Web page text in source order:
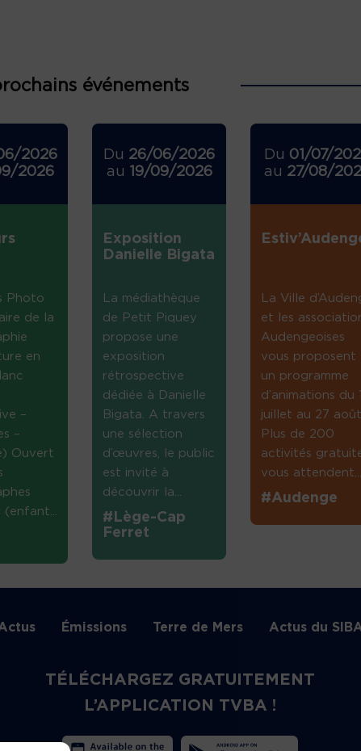
événements
2026
2026
Photo
de la
en
–
–
Ouvert
Du 26/06/2026
au 19/09/2026
Exposition
Danielle Bigata
La médiathèque
de Petit Piquey
propose une
exposition
rétrospective
dédiée à Danielle
Bigata. A travers
une sélection
d’œuvres, le public
est invité à
découvrir la...
#Lège-Cap
Ferret
Du 01/07/
au 27/08/
La Ville
et les
Audengeoises
vous proposent
un programme
d’animations du
juillet au 27
Plus de 200
activités
vous
#Audenge
Émissions Terre de Mers Actus du
TÉLÉCHARGEZ GRATUITEMENT
L’APPLICATION TVBA !